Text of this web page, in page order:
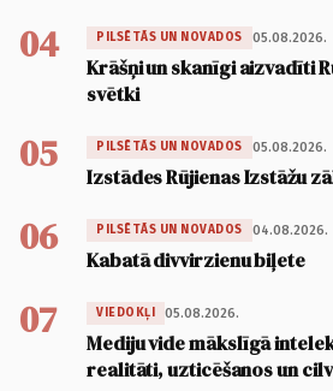
04 PILSĒTĀS UN NOVADOS 05.08.2026.
Krāšņi un skanīgi aizvadīti
svētki
05 PILSĒTĀS UN NOVADOS 05.08.2026.
Izstādes Rūjienas Izstāžu
06 PILSĒTĀS UN NOVADOS 04.08.2026.
Kabatā divvirzienu biļete
07 VIEDOKĻI 05.08.2026.
Mediju vide mākslīgā
realitāti, uzticēšanos un